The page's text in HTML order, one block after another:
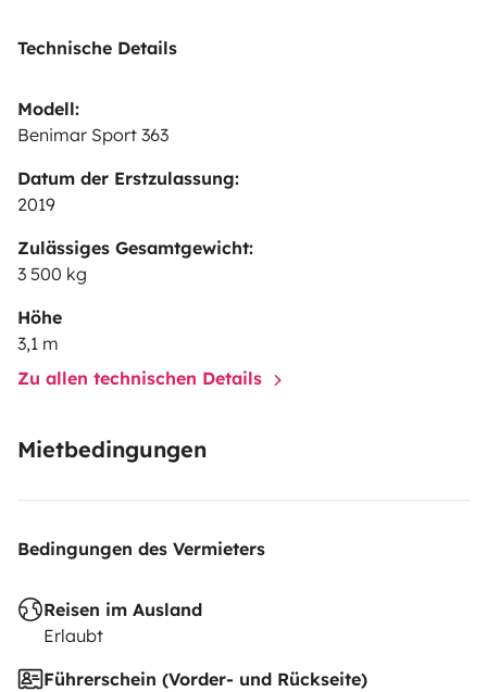
Technische Details
Modell:
Benimar Sport 363
Datum der Erstzulassung:
2019
Zulässiges Gesamtgewicht:
3 500 kg
Höhe
3,1 m
Zu allen technischen Details
Mietbedingungen
Bedingungen des Vermieters
Reisen im Ausland
Erlaubt
Führerschein (Vorder- und Rückseite)